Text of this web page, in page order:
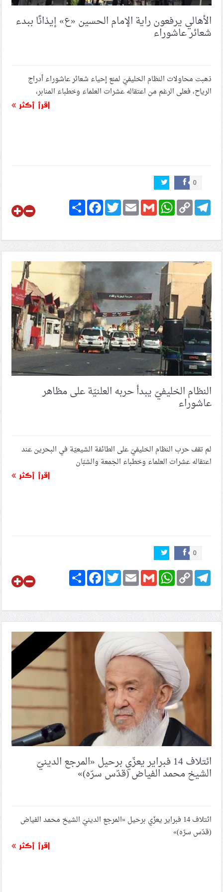
الأهالي يرفعون راية الإمام الحسين «ع» إيذانًا ببدء
شعائر عاشوراء
ذهبت محاولات النظام الخليفيّ لمنع إحياء شعائر عاشوراء أدراج
الرياح، فعلى الرغم من اعتقاله عشرات العلماء وخطباء المنابر،
اقرأ أكثر
0
ShareFacebookTwitterEmailGmail
WhatsApp Copy
Link
Telegram
النظام الخليفيّ يبدأ حربه العلنيّة على مظاهر
عاشوراء
لم تقف حرب النظام الخليفيّ على الطائفة الشيعيّة في البحرين عند
اعتقاله عشرات العلماء وخطباء الجمعة والشبّان
اقرأ أكثر
0
ShareFacebookTwitterEmailGmail
WhatsApp Copy
Link
Telegram
ائتلاف 14 فبراير يعزّي برحيل «المرجع الدينيّ
الشيخ محمد الفياض (قدّس سرّه)»
ائتلاف 14 فبراير يعزّي برحيل «المرجع الدينيّ الشيخ محمد الفياض
(قدّس سرّه)»
اقرأ أكثر